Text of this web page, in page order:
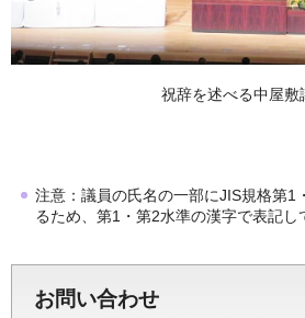
祝辞を述べる中屋敷
注意：議員の氏名の一部にJIS規格第1
るため、第1・第2水準の漢字で表記し
お問い合わせ